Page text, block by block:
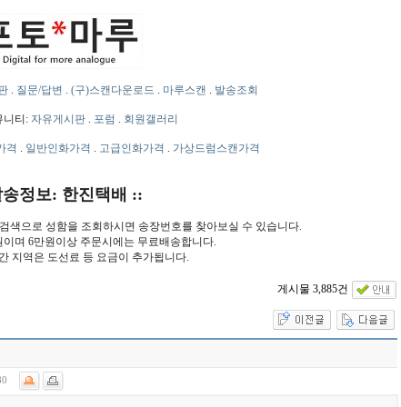
. 질문/답변 . (구)스캔다운로드 . 마루스캔 . 발송조회
니티: 자유게시판. 포럼 . 회원갤러리
격 . 일반인화가격 . 고급인화가격 . 가상드럼스캔가격
정보: 한진택배 ::
색으로 성함을 조회하시면 송장번호를 찾아보실 수 있습니다.
며 6만원이상 주문시에는 무료배송합니다.
지역은 도선료 등 요금이 추가됩니다.
게시물 3,885건